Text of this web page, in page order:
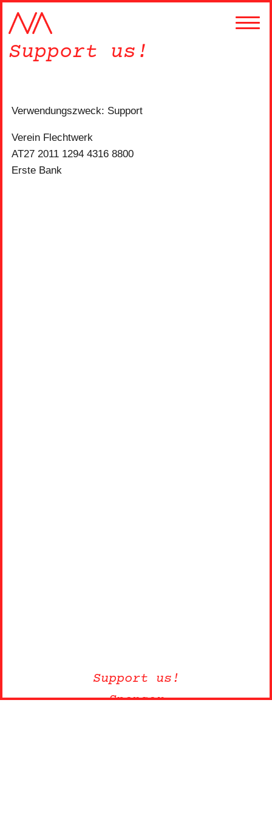
Support us!
Verwendungszweck: Support
Verein Flechtwerk
AT27 2011 1294 4316 8800
Erste Bank
Support us!
Sponsor